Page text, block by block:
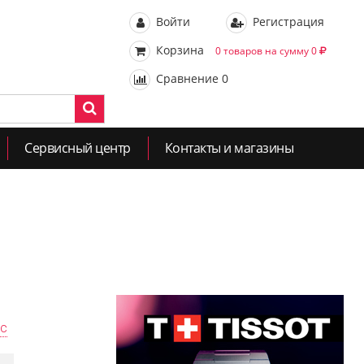
Войти
Регистрация
Корзина
0 товаров на сумму 0
Сравнение 0
Сервисный центр Контакты и магазины